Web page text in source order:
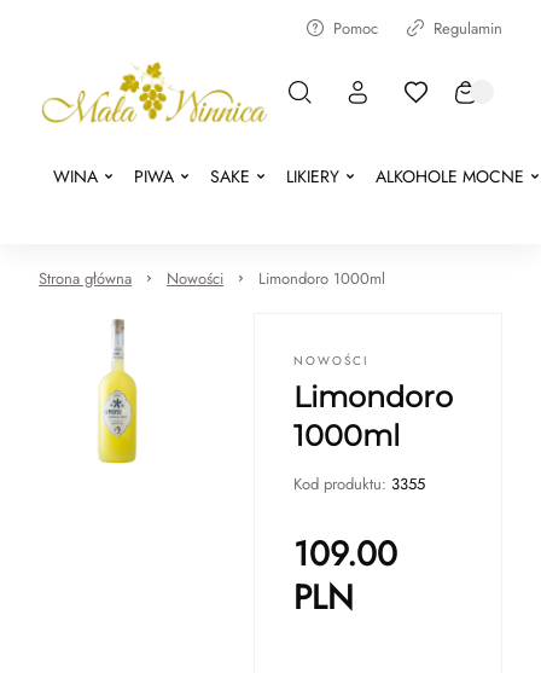
Pomoc Regulamin
WINA PIWA SAKE LIKIERY ALKOHOLE MOCNE
Strona główna Nowości Limondoro 1000ml
NOWOŚCI
Limondoro
1000ml
Kod produktu: 3355
109.00
PLN